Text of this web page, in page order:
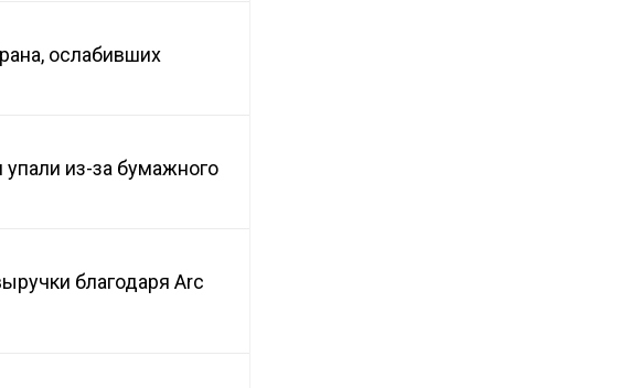
ослабивших
упали из-за бумажного
благодаря Arc